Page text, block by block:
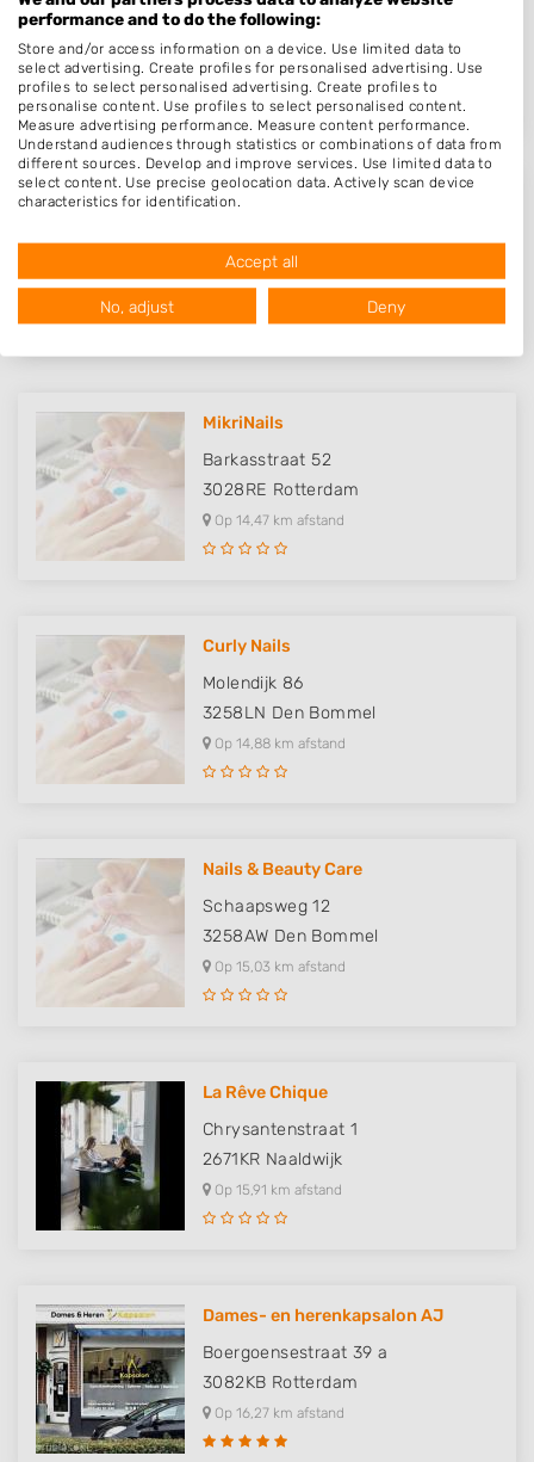
De Akkers 52
3124AD Schiedam
Op 13,82 km afstand
Lumi Lounge
3247LA Dirksland
MikriNails
Barkasstraat 52
3028RE Rotterdam
Op 14,47 km afstand
Curly Nails
Molendijk 86
3258LN Den Bommel
Op 14,88 km afstand
Nails & Beauty Care
Schaapsweg 12
3258AW Den Bommel
Op 15,03 km afstand
La Rêve Chique
Chrysantenstraat 1
2671KR Naaldwijk
Op 15,91 km afstand
Dames- en herenkapsalon AJ
Boergoensestraat 39 a
3082KB Rotterdam
Op 16,27 km afstand
performance and to do the following:
Store and/or access information on a device. Use limited data to
select advertising. Create profiles for personalised advertising. Use
profiles to select personalised advertising. Create profiles to
personalise content. Use profiles to select personalised content.
Measure advertising performance. Measure content performance.
Understand audiences through statistics or combinations of data from
different sources. Develop and improve services. Use limited data to
select content. Use precise geolocation data. Actively scan device
characteristics for identification.
USA.
Your consent and the cookie policy applies solely to this website/app.
View Partner List (1016 IAB Vendors)
We use your data for the following purposes:
IAB processing purposes:
Use limited data to select advertising
Create profiles for personalised advertising
Use profiles to select personalised
advertising
Use profiles to select personalised content
Measure advertising performance
Measure content performance
Develop and improve services
Use limited data to select content
IAB Special Features:
actively requested
Non-IAB processing purposes:
Necessary
Performance
Advertising
Accept all
No, adjust Deny